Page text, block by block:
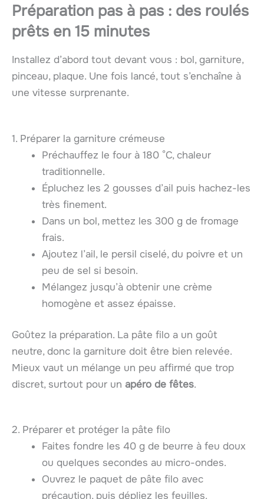
Préparation pas à pas : des roulés
prêts en 15 minutes
Installez d’abord tout devant vous : bol, garniture,
pinceau, plaque. Une fois lancé, tout s’enchaîne à
une vitesse surprenante.
1. Préparer la garniture crémeuse
Préchauffez le four à 180 °C, chaleur
traditionnelle.
Épluchez les 2 gousses d’ail puis hachez-les
très finement.
Dans un bol, mettez les 300 g de fromage
frais.
Ajoutez l’ail, le persil ciselé, du poivre et un
peu de sel si besoin.
Mélangez jusqu’à obtenir une crème
homogène et assez épaisse.
Goûtez la préparation. La pâte filo a un goût
neutre, donc la garniture doit être bien relevée.
Mieux vaut un mélange un peu affirmé que trop
discret, surtout pour un apéro de fêtes.
2. Préparer et protéger la pâte filo
Faites fondre les 40 g de beurre à feu doux
ou quelques secondes au micro-ondes.
Ouvrez le paquet de pâte filo avec
précaution, puis dépliez les feuilles.